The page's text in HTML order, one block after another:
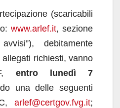
(scaricabili
www.arlef.it, sezione
debitamente
richiesti, vanno
entro lunedì 7
una delle seguenti
arlef@certgov.fvg.it;